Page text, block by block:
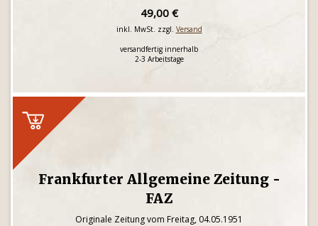
49,00 €
inkl. MwSt. zzgl. Versand
versandfertig innerhalb
2-3 Arbeitstage
Frankfurter Allgemeine Zeitung -
FAZ
Originale Zeitung vom Freitag, 04.05.1951